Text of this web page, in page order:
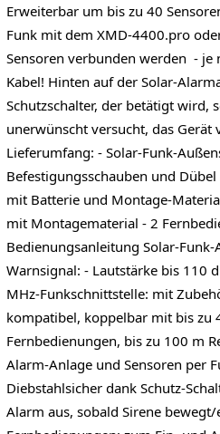
Erweiterbar um bis zu 40
Funk mit dem XMD-4400.pro
Sensoren verbunden werden - je
Kabel! Hinten auf der Solar-
Schutzschalter, der betätigt wird,
unerwünscht versucht, das Gerät
Lieferumfang: - Solar-Funk-
Befestigungsschauben und
mit Batterie und Montage-
mit Montagematerial - 2
Bedienungsanleitung Solar-
Warnsignal: - Lautstärke bis 110
MHz-Funkschnittstelle: mit
kompatibel, koppelbar mit bis zu
Fernbedienungen, bis zu 100 m
Alarm-Anlage und Sensoren per
Diebstahlsicher dank Schutz-
Alarm aus, sobald Sirene